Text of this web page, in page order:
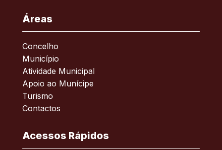
Áreas
Concelho
Município
Atividade Municipal
Apoio ao Munícipe
Turismo
Contactos
Acessos Rápidos